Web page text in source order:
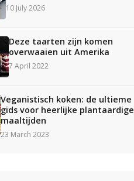
10 July 2026
Deze taarten zijn komen
overwaaien uit Amerika
7 April 2022
Veganistisch koken: de ultieme
gids voor heerlijke plantaardige
maaltijden
23 March 2023